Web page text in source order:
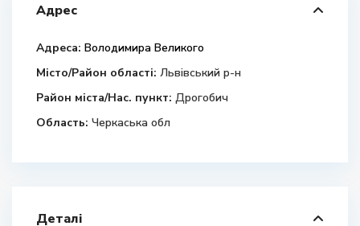
Адрес
Адреса: Володимира Великого
Місто/Район області: Львівський р-н
Район міста/Нас. пункт: Дрогобич
Область: Черкаська обл
Деталі